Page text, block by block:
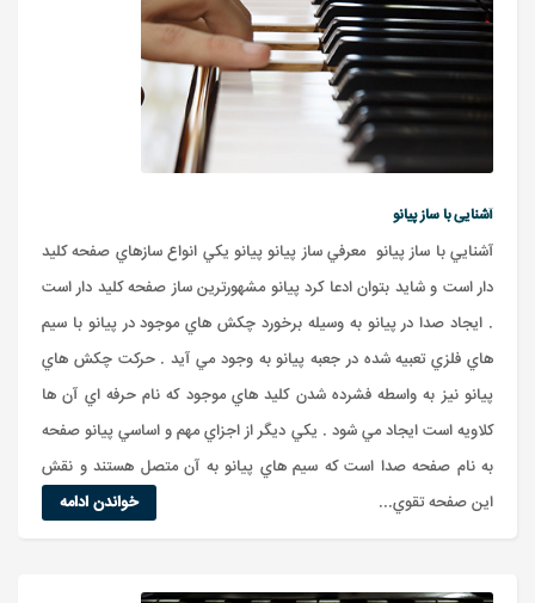
آشنایی با ساز پیانو
آشنايي با ساز پيانو معرفي ساز پيانو پيانو يکي انواع سازهاي صفحه کليد
دار است و شايد بتوان ادعا کرد پيانو مشهورترين ساز صفحه کليد دار است
. ايجاد صدا در پيانو به وسيله برخورد چکش هاي موجود در پيانو با سيم
هاي فلزي تعبيه شده در جعبه پيانو به وجود مي آيد . حرکت چکش هاي
پيانو نيز به واسطه فشرده شدن کليد هاي موجود که نام حرفه اي آن ها
کلاويه است ايجاد مي شود . يکي ديگر از اجزاي مهم و اساسي پيانو صفحه
به نام صفحه صدا است که سيم هاي پيانو به آن متصل هستند و نقش
اين صفحه تقوي...
خواندن ادامه